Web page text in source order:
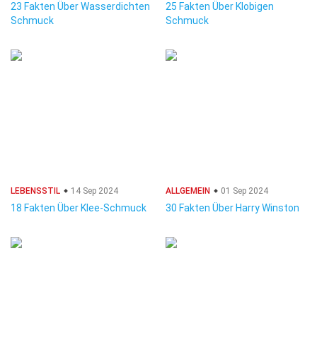
23 Fakten Über Wasserdichten
Schmuck
25 Fakten Über Klobigen
Schmuck
LEBENSSTIL 14 Sep 2024
18 Fakten Über Klee-Schmuck
ALLGEMEIN 01 Sep 2024
30 Fakten Über Harry Winston